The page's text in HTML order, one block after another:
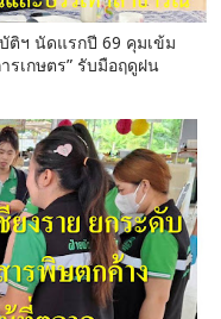
ติฯ นัดแรกปี 69 คุมเข้ม
เกษตร” รับมือฤดูฝน